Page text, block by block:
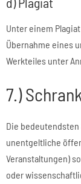
Unter einem
Übernahme eines
Werkteiles unter
7.)
Die
unentgeltliche
Veranstaltungen)
oder